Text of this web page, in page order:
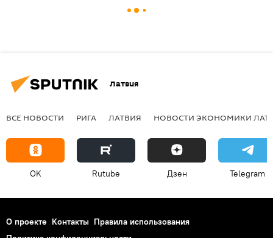
Латвия
ВСЕ НОВОСТИ РИГА ЛАТВИЯ НОВОСТИ ЭКОНОМИКИ
OK Rutube Дзен Telegram
О проекте Контакты Правила использования